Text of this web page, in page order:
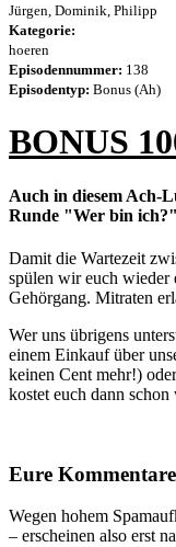
Jürgen, Dominik, Philipp
Kategorie:
hoeren
Episodennummer: 138
Episodentyp: Bonus (Ah)
BONUS
Auch in diesem Ach-
Runde "Wer bin ich?"
Damit die Wartezeit
spülen wir euch wieder
Gehörgang. Mitraten
Wer uns übrigens
einem Einkauf über
keinen Cent mehr!)
kostet euch dann
Eure
Wegen hohem
– erscheinen also erst